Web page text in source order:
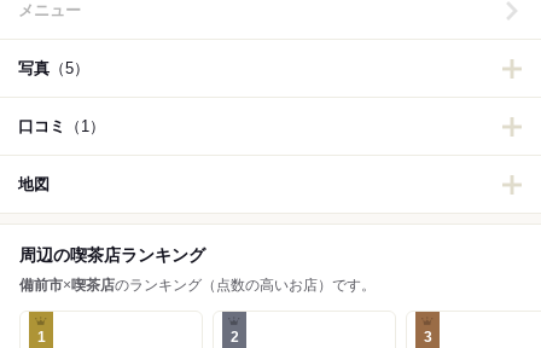
メニュー
写真 （5）
口コミ （1）
地図
周辺の喫茶店ランキング
備前市×喫茶店のランキング（点数の高いお店）です。
1 2 3